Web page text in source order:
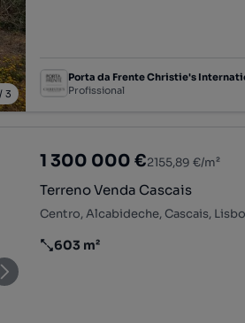
3
Porta da Frente Christie's
Profissional
1 300 000 €2155,89 €/m²
Terreno Venda Cascais
Centro, Alcabideche, Cascais,
Preço por metro quadrado
603 m²